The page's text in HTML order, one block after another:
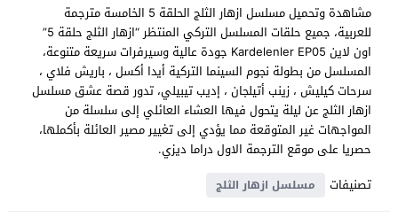
مشاهدة وتحميل مسلسل ازهار الثلج الحلقة 5 الخامسة مترجمة
للعربية، جميع حلقات المسلسل التركي المنتظر “ازهار الثلج حلقة 5”
اون لاين Kardelenler EP05 جودة عالية وسيرفرات سريعة متنوعة،
المسلسل من بطولة نجوم السينما التركية أيدا أكسل ، باريش فلاي ،
سرحات كيليش ، زينب أتيلجان ، إديب تيبيلي، تدور قصة عشق مسلسل
ازهار الثلج عن ليلة يتحول فيها العشاء العائلي إلى سلسلة من
المواجهات غير المتوقعة مما يؤدي إلى تغيير مصير العائلة بأكملها،
حصريا على موقع الترجمة الاول دراما ديزي.
تصنيفات
مسلسل ازهار الثلج